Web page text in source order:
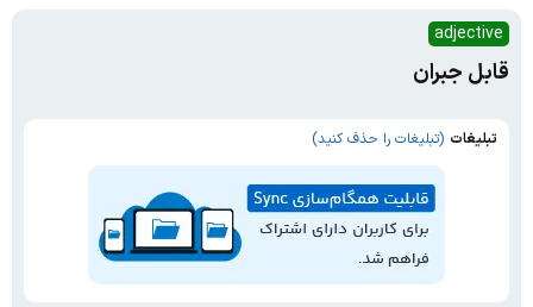
adjective
قابل جبران
تبلیغات (تبلیغات را حذف کنید)